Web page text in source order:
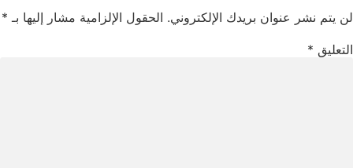
لن يتم نشر عنوان بريدك الإلكتروني. الحقول الإلزامية مشار إليها بـ *
التعليق *